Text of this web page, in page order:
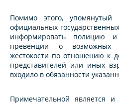
Помимо этого, упомянутый
официальных
информировать полицию
превенции о возможных
жестокости по отношению к
представителей или иных
входило в обязанности
Примечательной является и